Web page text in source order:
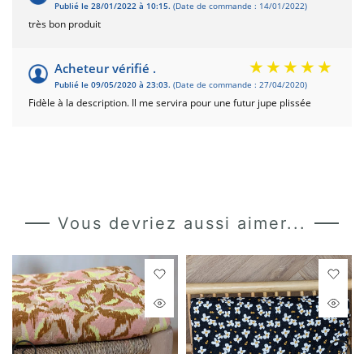
Publié le 28/01/2022 à 10:15. (Date de commande : 14/01/2022)
très bon produit
Acheteur vérifié .
Publié le 09/05/2020 à 23:03. (Date de commande : 27/04/2020)
Fidèle à la description. Il me servira pour une futur jupe plissée
Vous devriez aussi aimer...